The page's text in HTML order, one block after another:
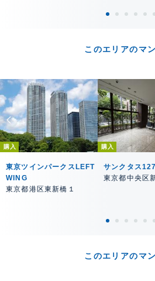
このエリアのマ
購入
東京ツインパークスLEFT
WING
東京都港区東新橋１
購入
サンクタス127
東京都中央区
このエリアのマ